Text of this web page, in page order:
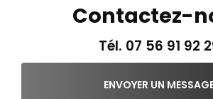
Contactez-
Tél. 07 56 91 92
ENVOYER UN